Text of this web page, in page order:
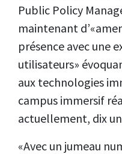
Public Policy
maintenant
présence avec une
utilisateurs»
aux technologies
campus immersif
actuellement, dix
«Avec un jumeau